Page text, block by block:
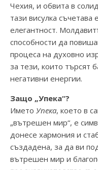
Чехия, и обвита в
тази висулка съчетава
елегантност.
способности да
процеса на духовно
за тези, които търсят
негативни енергии.
Защо „Упека“?
Името Упека, което в
„вътрешен мир“, е
донесе хармония и
създадена, за да ви
вътрешен мир и